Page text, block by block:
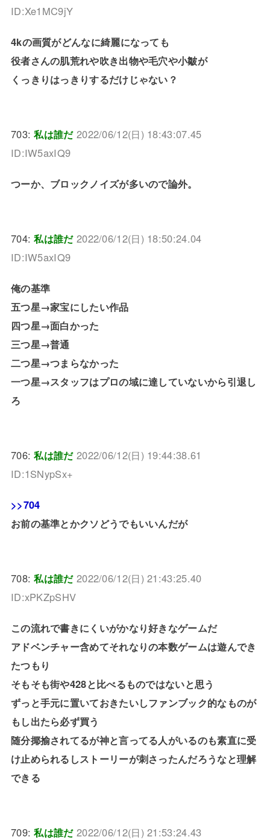
ID:Xe1MC9jY
4kの画質がどんなに綺麗になっても
役者さんの肌荒れや吹き出物や毛穴や小皺が
くっきりはっきりするだけじゃない？
703:私は誰だ 2022/06/12(日) 18:43:07.45
ID:IW5axIQ9
つーか、ブロックノイズが多いので論外。
704:私は誰だ 2022/06/12(日) 18:50:24.04
ID:IW5axIQ9
俺の基準
五つ星→家宝にしたい作品
四つ星→面白かった
三つ星→普通
二つ星→つまらなかった
一つ星→スタッフはプロの域に達していないから引退し
ろ
706:私は誰だ 2022/06/12(日) 19:44:38.61
ID:1SNypSx+
>>704
お前の基準とかクソどうでもいいんだが
708:私は誰だ 2022/06/12(日) 21:43:25.40
ID:xPKZpSHV
この流れで書きにくいがかなり好きなゲームだ
アドベンチャー含めてそれなりの本数ゲームは遊んでき
たつもり
そもそも街や428と比べるものではないと思う
ずっと手元に置いておきたいしファンブック的なものが
もし出たら必ず買う
随分揶揄されてるが神と言ってる人がいるのも素直に受
け止められるしストーリーが刺さったんだろうなと理解
できる
709:私は誰だ 2022/06/12(日) 21:53:24.43